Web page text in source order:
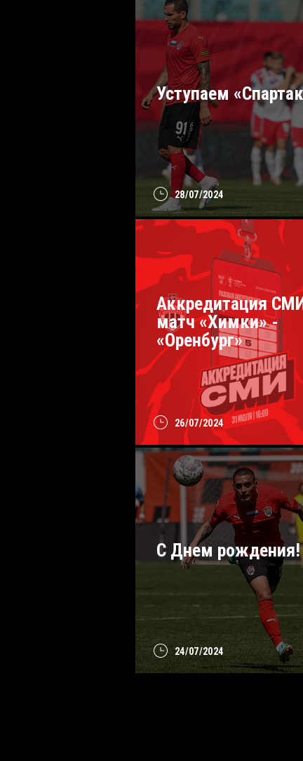
28/07/2024
Уступаем
26/07/2024
Аккредитация
матч «Химки» -
«Оренбург»
24/07/2024
С Днем рождения!